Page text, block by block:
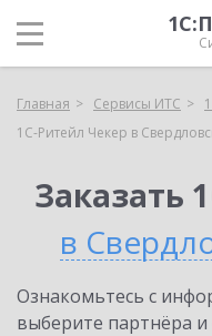
Главная Сервисы ИТС
1C-Ритейл Чекер в
Заказать
в
Ознакомьтесь с
выберите партнёра и